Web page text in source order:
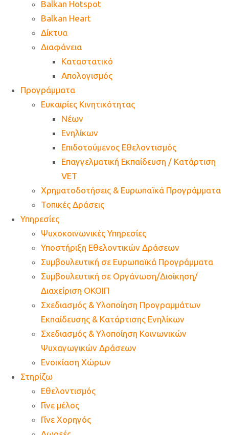
Balkan Hotspot
Balkan Heart
Δίκτυα
Διαφάνεια
Καταστατικό
Απολογισμός
Προγράμματα
Ευκαιρίες Κινητικότητας
Νέων
Ενηλίκων
Επιδοτούμενος Εθελοντισμός
Επαγγελματική Εκπαίδευση / Κατάρτιση
VET
Χρηματοδοτήσεις & Ευρωπαϊκά Προγράμματα
Τοπικές Δράσεις
Υπηρεσίες
Ψυχοκοινωνικές Υπηρεσίες
Υποστήριξη Εθελοντικών Δράσεων
Συμβουλευτική σε Ευρωπαϊκά Προγράμματα
Συμβουλευτική σε Οργάνωση/Διοίκηση/
Διαχείριση ΟΚΟΙΠ
Σχεδιασμός & Υλοποίηση Προγραμμάτων
Εκπαίδευσης & Κατάρτισης Ενηλίκων
Σχεδιασμός & Υλοποίηση Κοινωνικών
Ψυχαγωγικών Δράσεων
Ενοικίαση Χώρων
Στηρίζω
Εθελοντισμός
Γίνε μέλος
Γίνε Χορηγός